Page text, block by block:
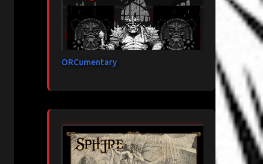
ORCumentary